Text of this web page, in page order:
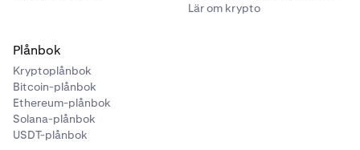
Lär om krypto
Plånbok
Kryptoplånbok
Bitcoin-plånbok
Ethereum-plånbok
Solana-plånbok
USDT-plånbok